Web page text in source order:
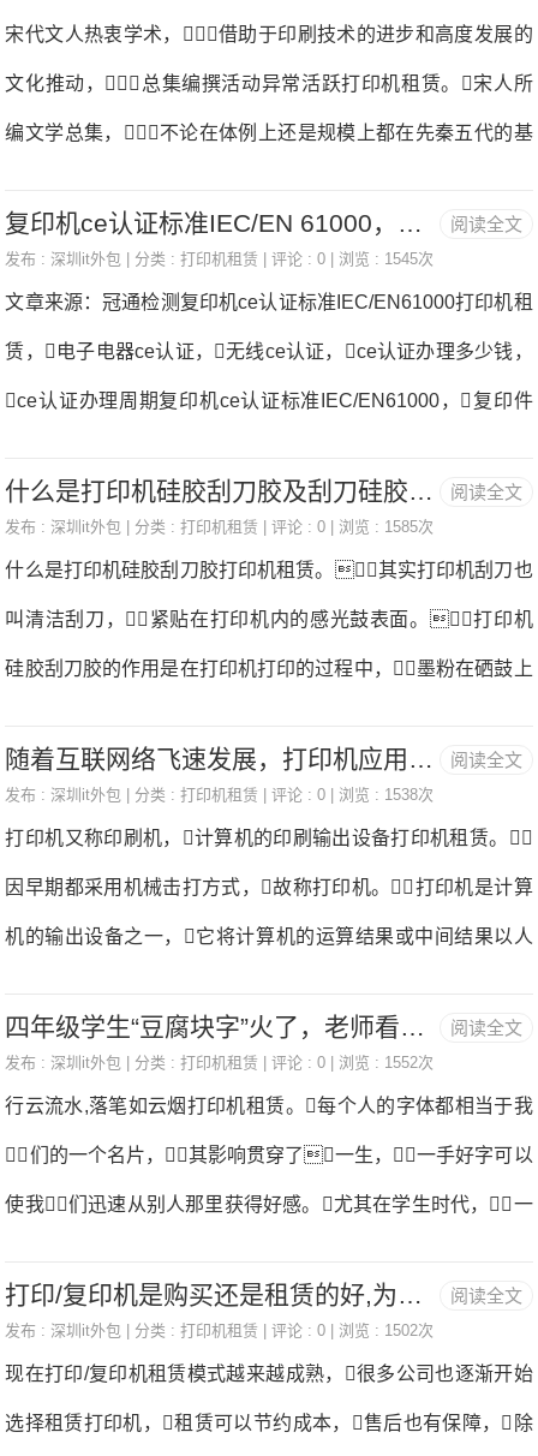
只需点击下面的“手动添加”链接“我需要的打印机不
出纸托盘扩展架(C)打印机租赁。3、以打印面朝向自己
垂直装入纸张打印机租赁。4、调整纸张导片(D)与纸张
左侧对齐打印机租赁。5、在后端托盘中装入纸张
宋代文人热衷学术，借助于印刷技术的进步和高度发展的
文化推动，总集编撰活动异常活跃打印机租赁。宋人所
编文学总集，不论在体例上还是规模上都在先秦五代的基
目》集部总集类就著录有宋人所编总集46部，其中诗歌选
注批点，以揭示文章写作方法要点的古文选本才是宋代总
集编撰乃至整个宋代文学发展的重要创举。此种形式最早始
于吕祖谦所辑《古文关键》，其后他的学生楼昉根据他
的体例和批点方式编成《
阅读全文
复印机ce认证标准IEC/EN 61000，打印机CE认证
发布 : 深圳it外包 | 分类 :打印机租赁 | 评论 : 0 | 浏览 : 1545次
文章来源：冠通检测复印机ce认证标准IEC/EN61000打印机租
赁，电子电器ce认证，无线ce认证，ce认证办理多少钱，
ce认证办理周期复印机ce认证标准IEC/EN61000，复印件
种类繁多，其中也不少是出口欧盟的，ce认证在这些年真的
段，而能直接从原稿获得复印品。复印机ce认证电磁兼容性
检测：复印机电子系统设计的一个重要问题是电磁兼容性（E
MC）问题、传播和接收的电磁能量打印机租赁。
阅读全文
什么是打印机硅胶刮刀胶及刮刀硅胶特性！
发布 : 深圳it外包 | 分类 :打印机租赁 | 评论 : 0 | 浏览 : 1585次
什么是打印机硅胶刮刀胶打印机租赁。其实打印机刮刀也
叫清洁刮刀，紧贴在打印机内的感光鼓表面。打印机
硅胶刮刀胶的作用是在打印机打印的过程中，墨粉在硒鼓上
光鼓表面残留少量墨粉，不清除会影响下一张的打印质
硅刮刀胶韧性好，粘接强度高打印机租赁。粘合力会
破坏PU胶带。为了提高叶片的pu片与支架的附着力，
需要对支架进行涂胶，以保证支架的附着力。在以
往的打印机刮片支架涂胶过
阅读全文
随着互联网络飞速发展，打印机应用领域扩大市场规模快速增长
发布 : 深圳it外包 | 分类 :打印机租赁 | 评论 : 0 | 浏览 : 1538次
打印机又称印刷机，计算机的印刷输出设备打印机租赁。
因早期都采用机械击打方式，故称打印机。打印机是计算
机的输出设备之一，它将计算机的运算结果或中间结果以人
式印在纸上打印机租赁。打印机从产生起，一直在向轻、
是分不开的打印机租赁。当然，它很低的打印质量、很大
的工作噪声也使它无法适应高质量、高速度的商用打印需要，
所以只有在银行、超市等用于票单打印的地方还可以看见它
的踪迹。华经视点行业研究网发布
阅读全文
四年级学生“豆腐块字”火了，老师看了不忍扣分：吃了打印机？
发布 : 深圳it外包 | 分类 :打印机租赁 | 评论 : 0 | 浏览 : 1552次
行云流水,落笔如云烟打印机租赁。每个人的字体都相当于我
们的一个名片，其影响贯穿了一生，一手好字可以
使我们迅速从别人那里获得好感。尤其在学生时代，一
对你“手下留情”打印机租赁。为此，不少家长都开始让
阅读全文
打印/复印机是购买还是租赁的好,为什么选择租赁打印机？
发布 : 深圳it外包 | 分类 :打印机租赁 | 评论 : 0 | 浏览 : 1502次
现在打印/复印机租赁模式越来越成熟，很多公司也逐渐开始
选择租赁打印机，租赁可以节约成本，售后也有保障，除